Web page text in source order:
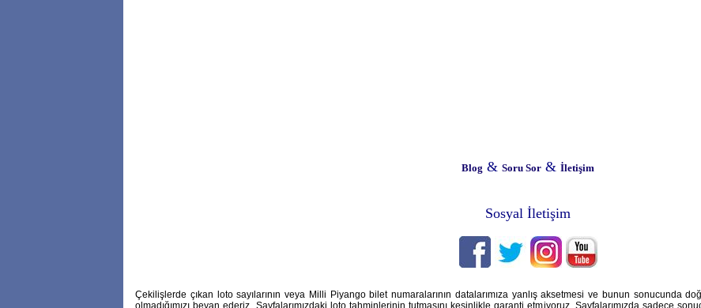
Blog & Soru Sor & İletişim
Sosyal İletişim
Çekilişlerde çıkan loto sayılarının veya Milli Piyango bilet numaralarının datalarımıza yanlış aksetmesi ve bunun sonucunda
olmadığımızı beyan ederiz. Sayfalarımızdaki loto tahminlerinin tutmasını kesinlikle garanti etmiyoruz. Sayfalarımızda sadece